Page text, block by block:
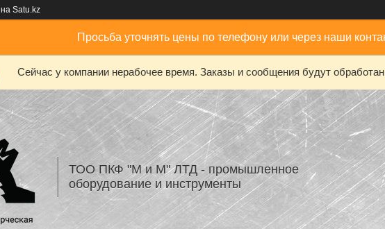
на Satu.kz
Просьба уточнять цены по телефону или через наши
Сейчас у компании нерабочее время. Заказы и сообщения будут
ТОО ПКФ "М и М" ЛТД - промышленное
оборудование и инструменты